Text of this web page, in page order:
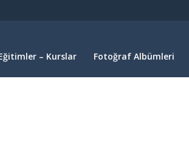
– Kurslar Fotoğraf Albümleri